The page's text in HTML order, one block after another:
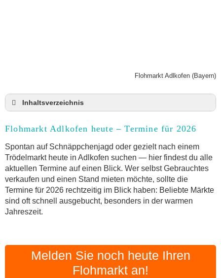
Flohmarkt Adlkofen (Bayern)
Inhaltsverzeichnis
Anmeldung & Standgebühr auf dem Trödelmarkt
Online-Flohmarkt Adlkofen
Welche Trödelmarkt-Typen gibt es?
Aktuelle Flohmarkt-Termine für Adlkofen und
Umgebung
Kleinanzeigen Adlkofen als Alternative zum
Trödelmarkt
Flohmarkt-Termin melden
Flohmarkt Adlkofen heute – Termine für 2026
Spontan auf Schnäppchenjagd oder gezielt nach einem
Trödelmarkt heute in Adlkofen suchen — hier findest du alle
aktuellen Termine auf einen Blick. Wer selbst Gebrauchtes
verkaufen und einen Stand mieten möchte, sollte die
Termine für 2026 rechtzeitig im Blick haben: Beliebte Märkte
sind oft schnell ausgebucht, besonders in der warmen
Jahreszeit.
Melden Sie noch heute Ihren
Flohmarkt an!